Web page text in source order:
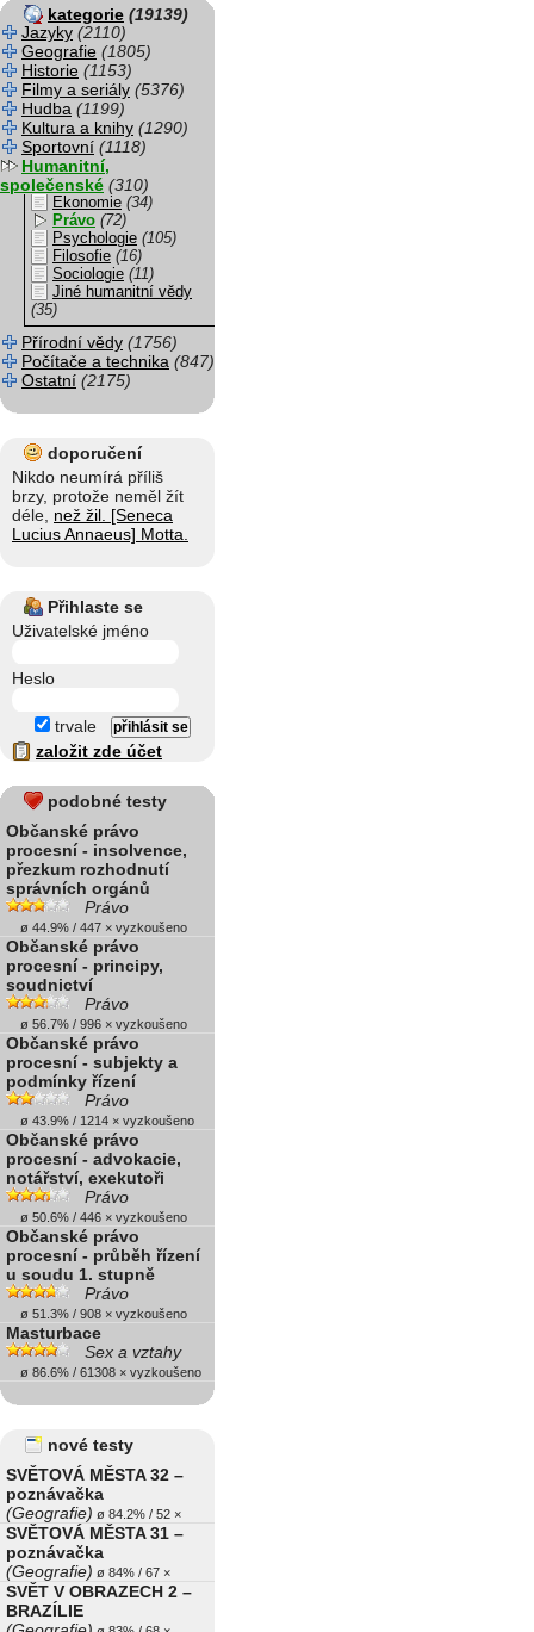
kategorie (19139)
Jazyky (2110)
Geografie (1805)
Historie (1153)
Filmy a seriály (5376)
Hudba (1199)
Kultura a knihy (1290)
Sportovní (1118)
Humanitní,
společenské (310)
Ekonomie (34)
Právo (72)
Psychologie (105)
Filosofie (16)
Sociologie (11)
Jiné humanitní vědy
(35)
Přírodní vědy (1756)
Počítače a technika (847)
Ostatní (2175)
doporučení
Nikdo neumírá příliš
brzy, protože neměl žít
déle, než žil. [Seneca
Lucius Annaeus] Motta.
Přihlaste se
Uživatelské jméno
Heslo
trvale
založit zde účet
podobné testy
Občanské právo
procesní - insolvence,
přezkum rozhodnutí
správních orgánů
Právo
ø 44.9% / 447 × vyzkoušeno
Občanské právo
procesní - principy,
soudnictví
Právo
ø 56.7% / 996 × vyzkoušeno
Občanské právo
procesní - subjekty a
podmínky řízení
Právo
ø 43.9% / 1214 × vyzkoušeno
Občanské právo
procesní - advokacie,
notářství, exekutoři
Právo
ø 50.6% / 446 × vyzkoušeno
Občanské právo
procesní - průběh řízení
u soudu 1. stupně
Právo
ø 51.3% / 908 × vyzkoušeno
Masturbace
Sex a vztahy
ø 86.6% / 61308 × vyzkoušeno
nové testy
SVĚTOVÁ MĚSTA 32 –
poznávačka
(Geografie) ø 84.2% / 52 ×
SVĚTOVÁ MĚSTA 31 –
poznávačka
(Geografie) ø 84% / 67 ×
SVĚT V OBRAZECH 2 –
BRAZÍLIE